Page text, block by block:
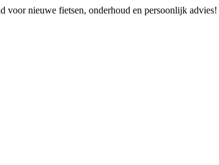
voor nieuwe fietsen, onderhoud en persoonlijk advies!